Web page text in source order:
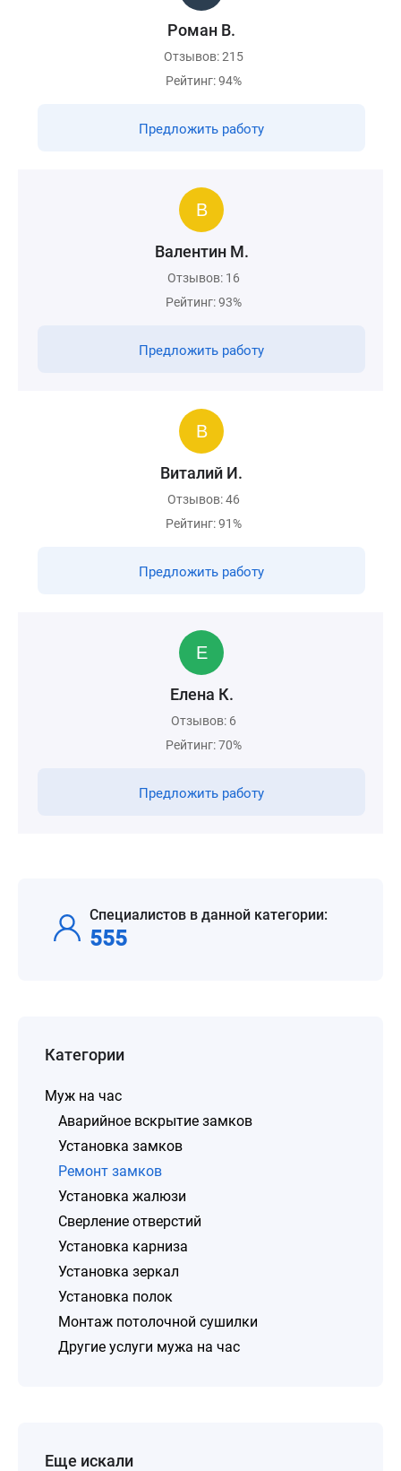
Роман В.
Отзывов: 215
Рейтинг: 94%
Предложить работу
Валентин М.
Отзывов: 16
Рейтинг: 93%
Предложить работу
Виталий И.
Отзывов: 46
Рейтинг: 91%
Предложить работу
Елена К.
Отзывов: 6
Рейтинг: 70%
Предложить работу
Специалистов в данной категории:
555
Категории
Муж на час
Аварийное вскрытие замков
Установка замков
Ремонт замков
Установка жалюзи
Сверление отверстий
Установка карниза
Установка зеркал
Установка полок
Монтаж потолочной сушилки
Другие услуги мужа на час
Еще искали